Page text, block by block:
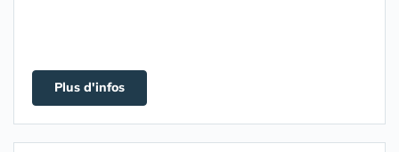
Plus d'infos